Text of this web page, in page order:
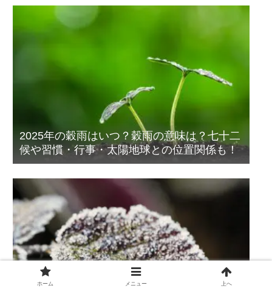
2025年の穀雨はいつ？穀雨の意味は？七十二
候や習慣・行事・太陽地球との位置関係も！
ホーム メニュー 上へ